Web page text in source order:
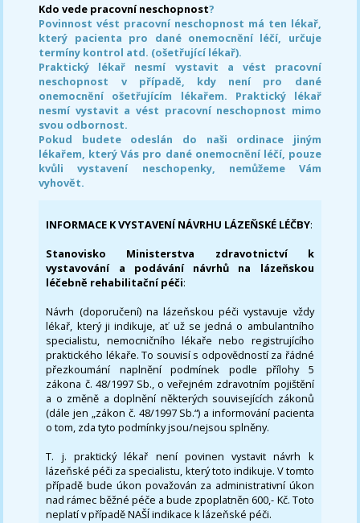
Kdo vede pracovní neschopnost?
Povinnost vést pracovní neschopnost má ten lékař,
který pacienta pro dané onemocnění léčí, určuje
termíny kontrol atd. (ošetřující lékař).
Praktický lékař nesmí vystavit a vést pracovní
neschopnost v případě, kdy není pro dané
onemocnění ošetřujícím lékařem. Praktický lékař
nesmí vystavit a vést pracovní neschopnost mimo
svou odbornost.
Pokud budete odeslán do naši ordinace jiným
lékařem, který Vás pro dané onemocnění léčí, pouze
kvůli vystavení neschopenky, nemůžeme Vám
vyhovět.
INFORMACE K VYSTAVENÍ NÁVRHU LÁZEŇSKÉ LÉČBY:
Stanovisko Ministerstva zdravotnictví k
vystavování a podávání návrhů na lázeňskou
léčebně rehabilitační péči:
Návrh (doporučení) na lázeňskou péči vystavuje vždy
lékař, který ji indikuje, ať už se jedná o ambulantního
specialistu, nemocničního lékaře nebo registrujícího
praktického lékaře. To souvisí s odpovědností za řádné
přezkoumání naplnění podmínek podle přílohy 5
zákona č. 48/1997 Sb., o veřejném zdravotním pojištění
a o změně a doplnění některých souvisejících zákonů
(dále jen „zákon č. 48/1997 Sb.“) a informování pacienta
o tom, zda tyto podmínky jsou/nejsou splněny.
T. j. praktický lékař není povinen vystavit návrh k
lázeňské péči za specialistu, který toto indikuje. V tomto
případě bude úkon považován za administrativní úkon
nad rámec běžné péče a bude zpoplatněn 600,- Kč. Toto
neplatí v případě NAŠÍ indikace k lázeňské péči.